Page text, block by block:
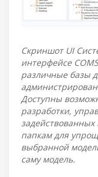
Скриншот UI
интерфейсе
различные базы
Доступны
разработки,
папкам для
выбранной
саму модель.